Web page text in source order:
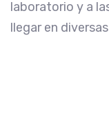
laboratorio y a
llegar en